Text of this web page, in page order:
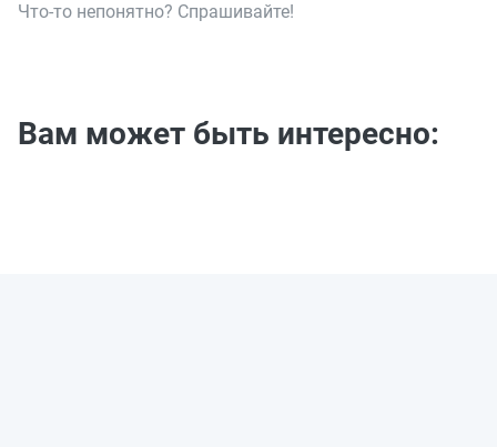
Что-то непонятно? Спрашивайте!
Вам может быть интересно: